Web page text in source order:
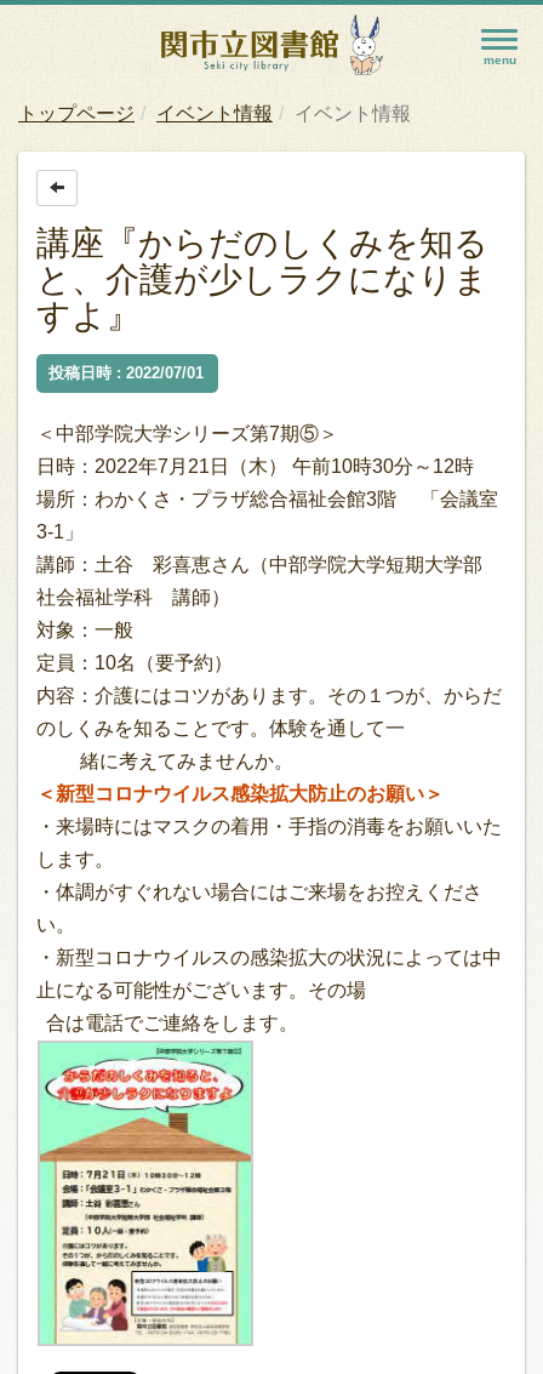
トップページ イベント情報 イベント情報
講座『からだのしくみを知る
と、介護が少しラクになりま
すよ』
投稿日時 : 2022/07/01
＜中部学院大学シリーズ第7期⑤＞
日時：2022年7月21日（木） 午前10時30分～12時
場所：わかくさ・プラザ総合福祉会館3階 「会議室
3-1」
講師：土谷 彩喜恵さん（中部学院大学短期大学部
社会福祉学科 講師）
対象：一般
定員：10名（要予約）
内容：介護にはコツがあります。その１つが、からだ
のしくみを知ることです。体験を通して一
緒に考えてみませんか。
＜新型コロナウイルス感染拡大防止のお願い＞
・来場時にはマスクの着用・手指の消毒をお願いいた
します。
・体調がすぐれない場合にはご来場をお控えくださ
い。
・新型コロナウイルスの感染拡大の状況によっては中
止になる可能性がございます。その場
合は電話でご連絡をします。